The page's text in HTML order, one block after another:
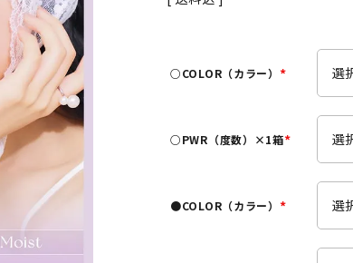
○COLOR（カラー）
)
○PWR（度数）×1箱
)
●COLOR（カラー）